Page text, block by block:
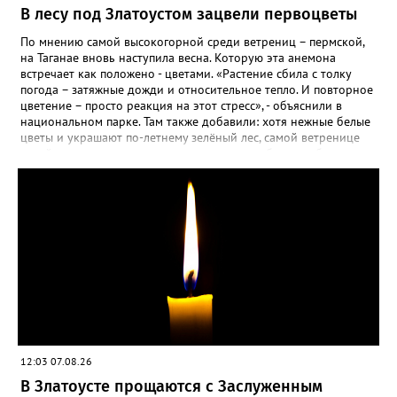
самосевом в ней отлично прорастают. Если иногда срезать
сухие цветы и стряхивать семена вокруг куртины, лаванда
весной прорастет сама. Ещё один секрет – этот символ
Прованса не любит «вкусную» почву. Добавляйте в посадочную
яму гравий и песок – требуется хороший дренаж. В первый год
Екатерина рекомендует цветы убирать, чтобы силы куста
пошли на наращивание корневой системы. А со второго года
пусть лаванда цветёт во всю силу! Фото: Екатерина Бойко,
специально для «Златоуст.инфо». Обсуждение новости здесь
В лесу под Златоустом зацвели первоцветы
По мнению самой высокогорной среди ветрениц – пермской,
на Таганае вновь наступила весна. Которую эта анемона
встречает как положено - цветами. «Растение сбила с толку
погода – затяжные дожди и относительное тепло. И повторное
цветение – просто реакция на этот стресс», - объяснили в
национальном парке. Там также добавили: хотя нежные белые
цветы и украшают по-летнему зелёный лес, самой ветренице
силы перед долгой зимовкой.
12:03 07.08.26
В Златоусте прощаются с Заслуженным